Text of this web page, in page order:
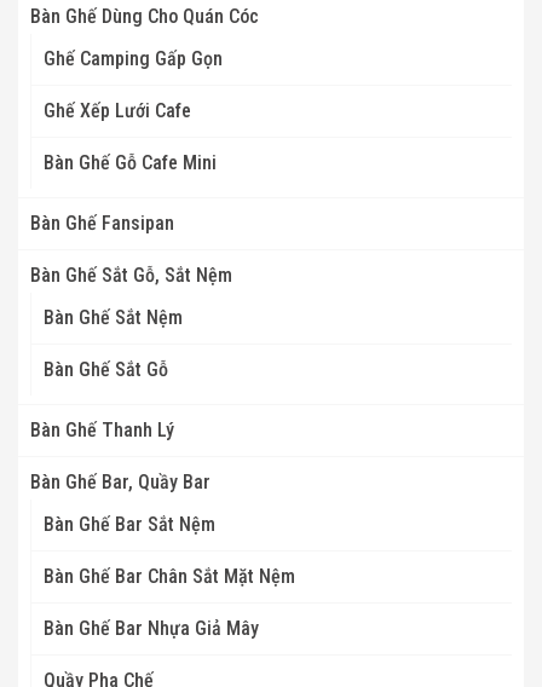
Bàn Ghế Dùng Cho Quán Cóc
Ghế Camping Gấp Gọn
Ghế Xếp Lưới Cafe
Bàn Ghế Gỗ Cafe Mini
Bàn Ghế Fansipan
Bàn Ghế Sắt Gỗ, Sắt Nệm
Bàn Ghế Sắt Nệm
Bàn Ghế Sắt Gỗ
Bàn Ghế Thanh Lý
Bàn Ghế Bar, Quầy Bar
Bàn Ghế Bar Sắt Nệm
Bàn Ghế Bar Chân Sắt Mặt Nệm
Bàn Ghế Bar Nhựa Giả Mây
Quầy Pha Chế